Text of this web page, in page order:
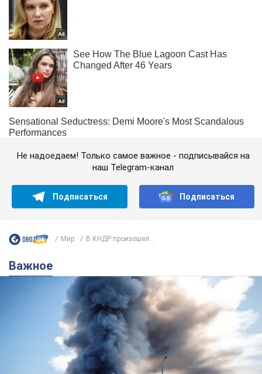
Не надоедаем! Только самое важное - подписывайся на
наш Telegram-канал
Подписаться Подписаться
Мир В КНДР произошел...
Важное